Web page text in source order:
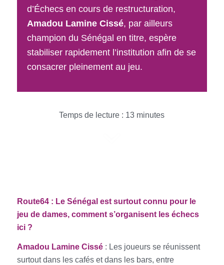
d’Échecs en cours de restructuration,
Amadou Lamine Cissé, par ailleurs
champion du Sénégal en titre, espère
stabiliser rapidement l’institution afin de se
consacrer pleinement au jeu.
Temps de lecture : 13 minutes
Route64 : Le Sénégal est surtout connu pour le
jeu de dames, comment s’organisent les échecs
ici ?
Amadou Lamine Cissé: Les joueurs se réunissent
surtout dans les cafés et dans les bars, entre